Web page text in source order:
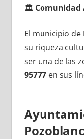
🏛️ Comunidad
El municipio dе
su riqueza
ser una dе las
95777en sus